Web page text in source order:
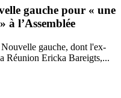
gauche pour « une
à l’Assemblée
gauche, dont l'ex-
Réunion Ericka Bareigts,...